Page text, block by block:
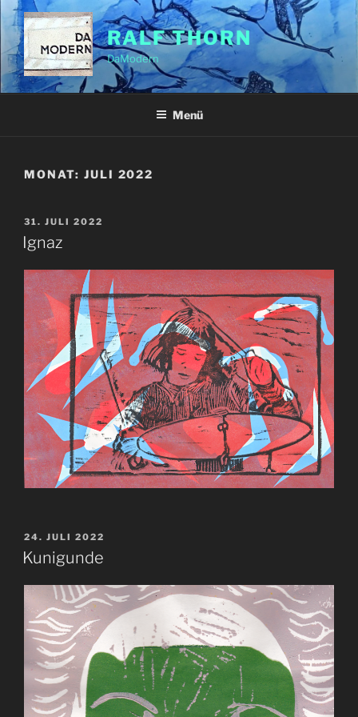
Zum
Inhalt
springen
RALF THORN
DaModern
Menü
MONAT: JULI 2022
VERÖFFENTLICHT
AM
31. JULI 2022
Ignaz
VERÖFFENTLICHT
AM
24. JULI 2022
Kunigunde